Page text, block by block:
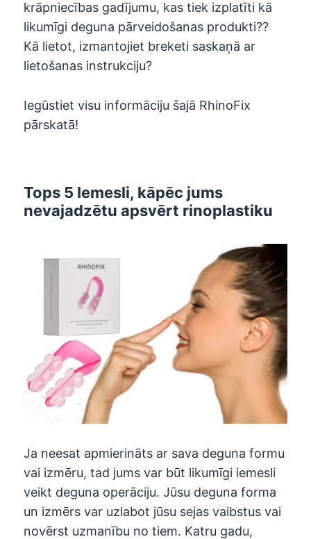
krāpniecības gadījumu, kas tiek izplatīti kā
likumīgi deguna pārveidošanas produkti??
Kā lietot, izmantojiet breketi saskaņā ar
lietošanas instrukciju?
Iegūstiet visu informāciju šajā RhinoFix
pārskatā!
Tops 5 Iemesli, kāpēc jums
nevajadzētu apsvērt rinoplastiku
Ja neesat apmierināts ar sava deguna formu
vai izmēru, tad jums var būt likumīgi iemesli
veikt deguna operāciju. Jūsu deguna forma
un izmērs var uzlabot jūsu sejas vaibstus vai
novērst uzmanību no tiem. Katru gadu,